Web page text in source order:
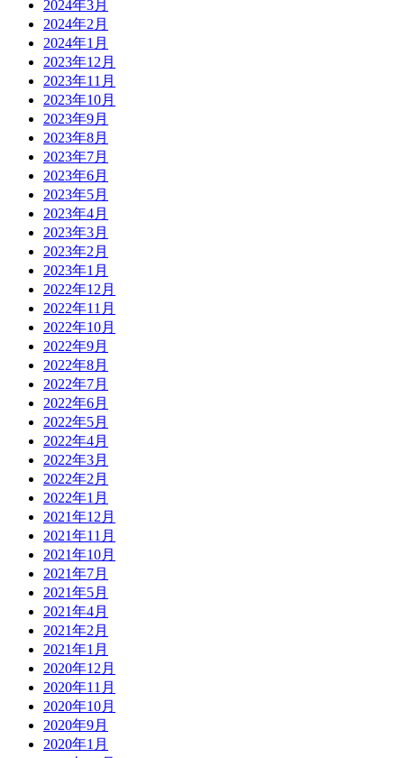
2024年3月
2024年2月
2024年1月
2023年12月
2023年11月
2023年10月
2023年9月
2023年8月
2023年7月
2023年6月
2023年5月
2023年4月
2023年3月
2023年2月
2023年1月
2022年12月
2022年11月
2022年10月
2022年9月
2022年8月
2022年7月
2022年6月
2022年5月
2022年4月
2022年3月
2022年2月
2022年1月
2021年12月
2021年11月
2021年10月
2021年7月
2021年5月
2021年4月
2021年2月
2021年1月
2020年12月
2020年11月
2020年10月
2020年9月
2020年1月